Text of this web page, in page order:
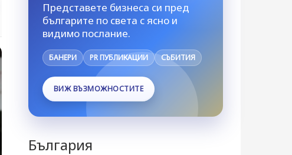
Представете бизнеса си пред
българите по света с ясно и
видимо послание.
БАНЕРИ PR ПУБЛИКАЦИИ СЪБИТИЯ
ВИЖ ВЪЗМОЖНОСТИТЕ
България